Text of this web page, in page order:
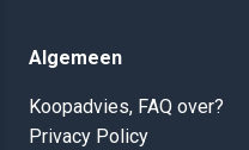
Algemeen
Koopadvies, FAQ over?
Privacy Policy